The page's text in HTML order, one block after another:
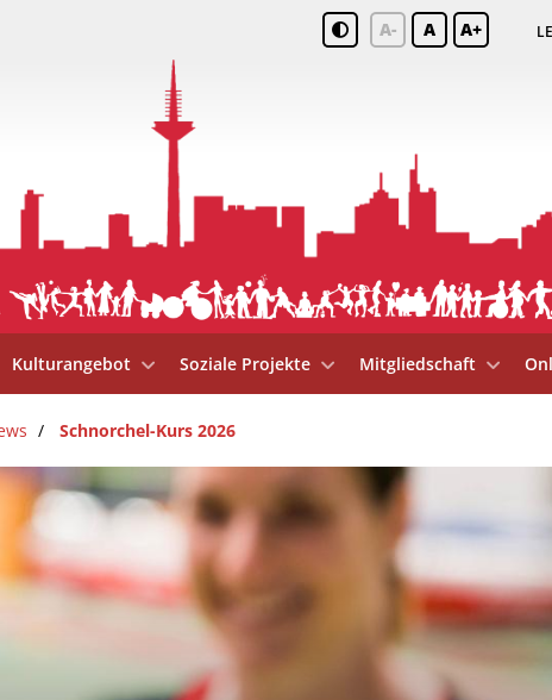
A- A A+
Kulturangebot Soziale Projekte Mitgliedschaft
Schnorchel-Kurs 2026